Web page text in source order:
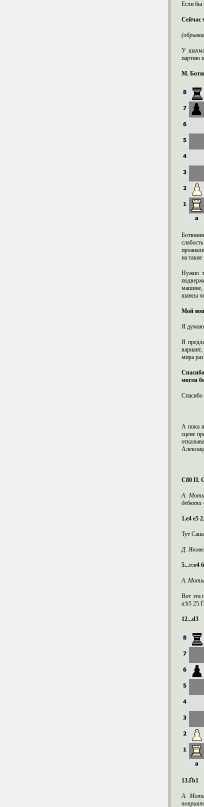
Если бы
Сейчас
У
партию
М.
на
Нужно
машине,
шансы
Мой
Я думаю,
Я
мира
могли
Спасибо
А пока
сцене
С80 П.
А.
дебюта
1.e4 e5
Тут
Д.
5...¤:e4
А.
Вот эта
a:b5
12...d3
13.Ґb1
А.